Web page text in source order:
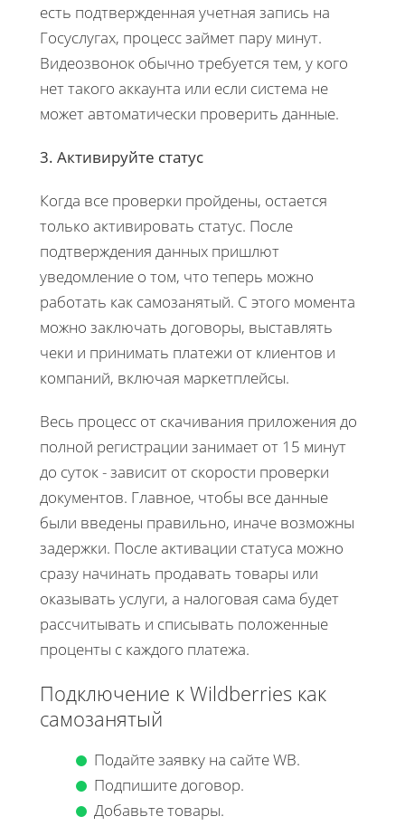
есть подтвержденная учетная запись на
Госуслугах, процесс займет пару минут.
Видеозвонок обычно требуется тем, у кого
нет такого аккаунта или если система не
может автоматически проверить данные.
3. Активируйте статус
Когда все проверки пройдены, остается
только активировать статус. После
подтверждения данных пришлют
уведомление о том, что теперь можно
работать как самозанятый. С этого момента
можно заключать договоры, выставлять
чеки и принимать платежи от клиентов и
компаний, включая маркетплейсы.
Весь процесс от скачивания приложения до
полной регистрации занимает от 15 минут
до суток - зависит от скорости проверки
документов. Главное, чтобы все данные
были введены правильно, иначе возможны
задержки. После активации статуса можно
сразу начинать продавать товары или
оказывать услуги, а налоговая сама будет
рассчитывать и списывать положенные
проценты с каждого платежа.
Подключение к Wildberries как
самозанятый
Подайте заявку на сайте WB.
Подпишите договор.
Добавьте товары.